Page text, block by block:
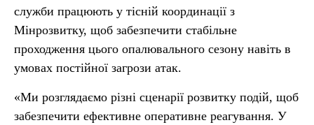
служби працюють у тісній координації з
Мінрозвитку, щоб забезпечити стабільне
проходження цього опалювального сезону навіть в
умовах постійної загрози атак.
«Ми розглядаємо різні сценарії розвитку подій, щоб
забезпечити ефективне оперативне реагування. У